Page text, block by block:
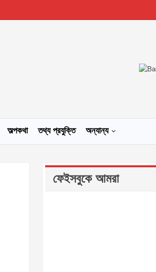
অল্পকথা তথ্য প্রযুক্তি অন্যান্য
ফেইসবুকে আমরা